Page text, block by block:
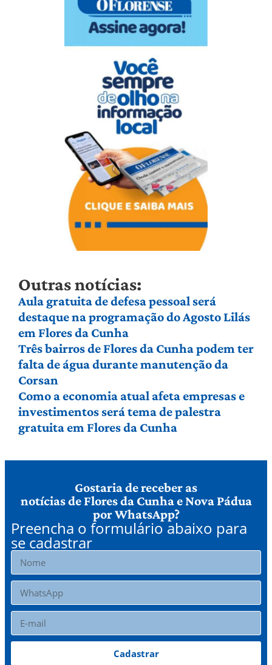
Outras notícias:
Aula gratuita de defesa pessoal será
destaque na programação do Agosto Lilás
em Flores da Cunha
Três bairros de Flores da Cunha podem ter
falta de água durante manutenção da
Corsan
Como a economia atual afeta empresas e
investimentos será tema de palestra
gratuita em Flores da Cunha
Gostaria de receber as
notícias de Flores da Cunha e Nova Pádua
por WhatsApp?
Preencha o formulário abaixo para
se cadastrar
Cadastrar